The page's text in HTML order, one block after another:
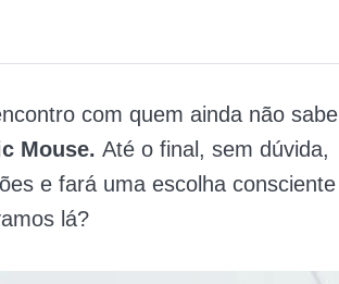
com quem ainda não sabe
Mouse. Até o final, sem dúvida,
e fará uma escolha consciente
lá?